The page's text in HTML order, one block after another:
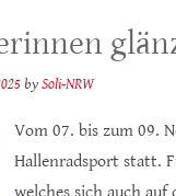
bySoli-NRW
Vom 07. bis zum 09.
Hallenradsport statt.